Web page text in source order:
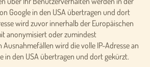
Google in den USA übertragen und dort
wird zuvor innerhalb der Europäischen
anonymisiert oder zumindest
wird die volle IP-Adresse an
in den USA übertragen und dort gekürzt.